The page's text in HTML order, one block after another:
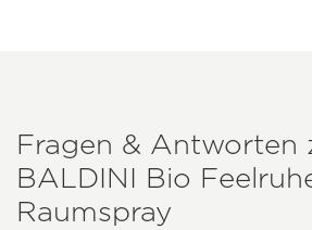
Fragen & Antworten
BALDINI Bio
Raumspray